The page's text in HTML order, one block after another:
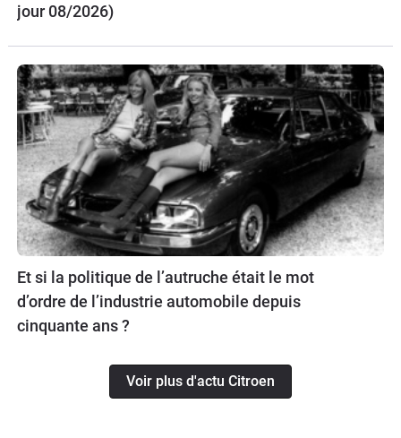
jour 08/2026)
Et si la politique de l’autruche était le mot
d’ordre de l’industrie automobile depuis
cinquante ans ?
Voir plus d'actu Citroen